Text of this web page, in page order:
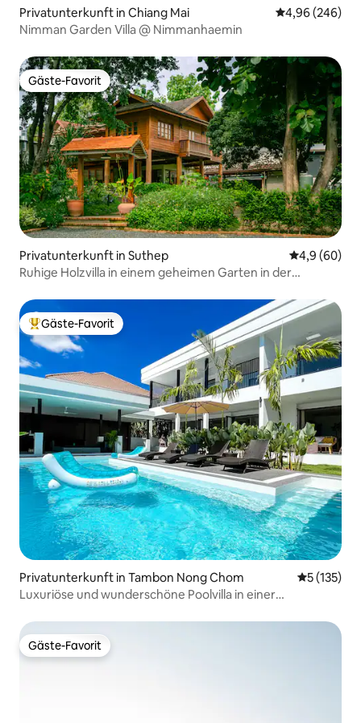
Privatunterkunft in Chiang Mai
4,96 (246)
Nimman Garden Villa @ Nimmanhaemin
Gäste-Favorit
Gäste-Favorit
Privatunterkunft in Suthep
4,9 (60)
Ruhige Holzvilla in einem geheimen Garten in der
Beliebter Gäste-Favorit.
Gäste-Favorit
Privatunterkunft in Tambon Nong Chom
5 (135)
Luxuriöse und wunderschöne Poolvilla in einer
Gäste-Favorit
Gäste-Favorit